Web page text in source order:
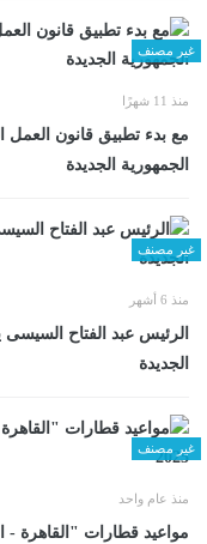
غير مصنف
منذ 11 شهرًا
مع بدء تطبيق قانون العمل
الجمهورية الجديدة
غير مصنف
منذ 6 أشهر
الرئيس عبد الفتاح
الجديدة
غير مصنف
منذ عام واحد